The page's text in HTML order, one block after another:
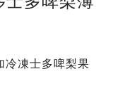
冷凍士多啤梨果